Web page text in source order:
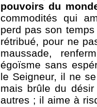
pouvoirs du
commodités qui
perd pas son
rétribué, pour ne
maussade,
égoïsme sans
le Seigneur, il ne
mais brûle du
autres ; il aime à